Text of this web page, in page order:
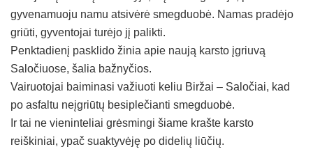
gyvenamuoju namu atsivėrė smegduobė. Namas pradėjo
griūti, gyventojai turėjo jį palikti.
Penktadienį pasklido žinia apie naują karsto įgriuvą
Saločiuose, šalia bažnyčios.
Vairuotojai baiminasi važiuoti keliu Biržai – Saločiai, kad
po asfaltu neįgriūtų besiplečianti smegduobė.
Ir tai ne vieninteliai grėsmingi šiame krašte karsto
reiškiniai, ypač suaktyvėję po didelių liūčių.